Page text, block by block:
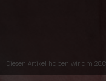
Diesen Artikel haben wir am